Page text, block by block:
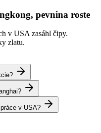
pevnina roste
v USA zasáhl čipy.
zlatu.
v USA?